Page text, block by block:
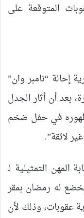
المتوقعة على
إحالة “نامبر وان”
بعد أن أثار الجدل
في حفل ضخم
لائقة”.
التمثيلية لـ
له رمضان بمقر
عقوبات، وذلك لأن